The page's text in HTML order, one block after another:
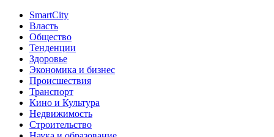
SmartCity
Власть
Общество
Тенденции
Здоровье
Экономика и бизнес
Происшествия
Транспорт
Кино и Культура
Недвижимость
Строительство